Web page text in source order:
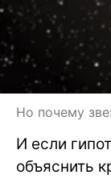
Но почему
И если
объяснить